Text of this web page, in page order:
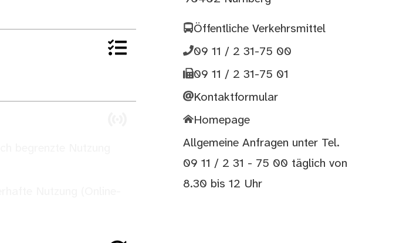
Öffentliche Verkehrsmittel
09 11 / 2 31-75 00
09 11 / 2 31-75 01
Kontaktformular
Homepage
Allgemeine Anfragen unter Tel.
09 11 / 2 31 - 75 00 täglich von
8.30 bis 12 Uhr